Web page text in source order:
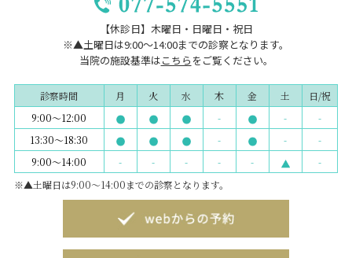
【休診日】木曜日・日曜日・祝日
※▲土曜日は9:00～14:00までの診察となります。
当院の施設基準はこちら をご覧ください。
診察時間 月 火 水 木 金 土
日/祝
9:00～12:00
- -
-
13:30～18:30
- -
-
9:00～14:00
- - - - -
-
※▲土曜日は9:00～14:00までの診察となります。